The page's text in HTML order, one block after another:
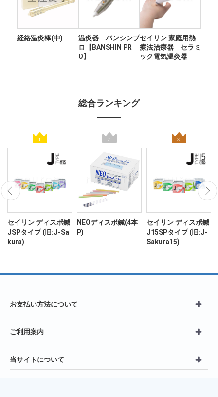
経絡温灸棒(中)
温灸器 バンシンプ
ロ【BANSHIN PR
O】
セイリン 家庭用熱
療法治療器 セラミ
ック電気温灸器
総合ランキング
セイリン ディスポ鍼
JSPタイプ (旧:J-Sa
kura)
NEOディスポ鍼(4本
P)
セイリン ディスポ鍼
J15SPタイプ (旧:J-
Sakura15)
お支払い方法について
ご利用案内
当サイトについて